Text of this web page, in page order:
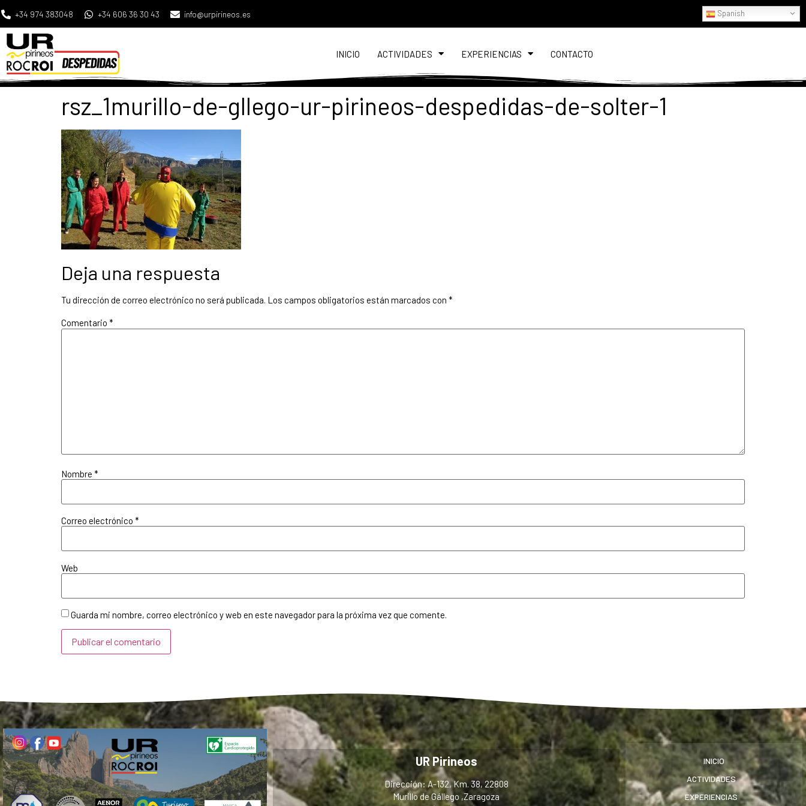
+34 974 383048 +34 606 36 30 43 info@urpirineos.es Spanish
INICIO ACTIVIDADES EXPERIENCIAS CONTACTO
rsz_1murillo-de-gllego-ur-pirineos-despedidas-de-solter-1
Deja una respuesta
Tu dirección de correo electrónico no será publicada. Los campos obligatorios están marcados con *
Comentario *
Nombre *
Correo electrónico *
Web
Guarda mi nombre, correo electrónico y web en este navegador para la próxima vez que comente.
UR Pirineos
Dirección: A-132, Km. 38, 22808
Murillo de Gállego ,Zaragoza
INICIO
ACTIVIDADES
EXPERIENCIAS